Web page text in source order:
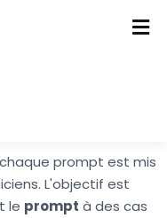
prompt est mis
L'objectif est
le prompt à des cas